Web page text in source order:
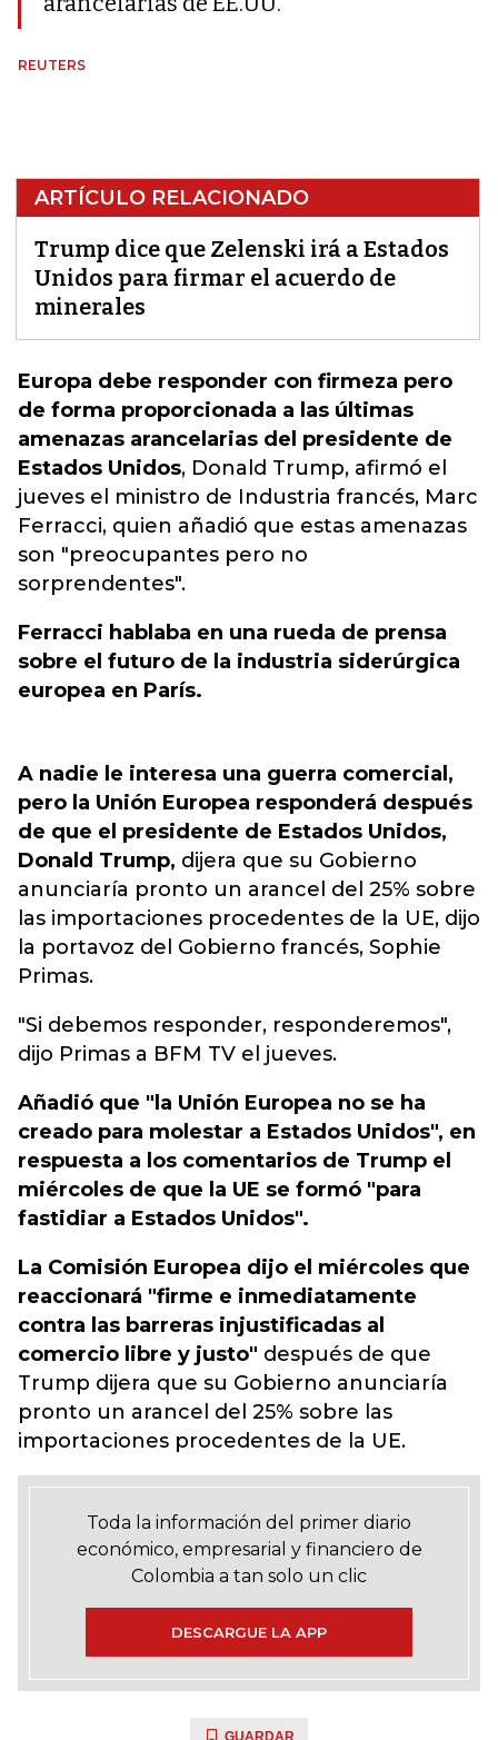
REUTERS
ARTÍCULO RELACIONADO
Trump dice que Zelenski irá a Estados
Unidos para firmar el acuerdo de
minerales
Europa debe responder con firmeza pero
de forma proporcionada a las últimas
amenazas arancelarias del presidente de
Estados Unidos, Donald Trump, afirmó el
jueves el ministro de Industria francés, Marc
Ferracci, quien añadió que estas amenazas
son "preocupantes pero no
sorprendentes".
Ferracci hablaba en una rueda de prensa
sobre el futuro de la industria siderúrgica
europea en París.
A nadie le interesa una guerra comercial,
pero la Unión Europea responderá después
de que el presidente de Estados Unidos,
Donald Trump, dijera que su Gobierno
anunciaría pronto un arancel del 25% sobre
las importaciones procedentes de la UE, dijo
la portavoz del Gobierno francés, Sophie
Primas.
"Si debemos responder, responderemos",
dijo Primas a BFM TV el jueves.
Añadió que "la Unión Europea no se ha
creado para molestar a Estados Unidos", en
respuesta a los comentarios de Trump el
miércoles de que la UE se formó "para
fastidiar a Estados Unidos".
La Comisión Europea dijo el miércoles que
reaccionará "firme e inmediatamente
contra las barreras injustificadas al
comercio libre y justo" después de que
Trump dijera que su Gobierno anunciaría
pronto un arancel del 25% sobre las
importaciones procedentes de la UE.
Toda la información del primer diario
económico, empresarial y financiero de
Colombia a tan solo un clic
DESCARGUE LA APP
GUARDAR